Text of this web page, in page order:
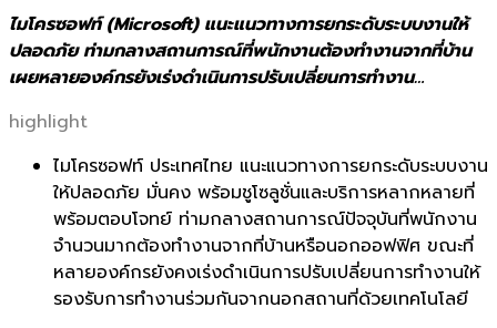
ไมโครซอฟท์ (Microsoft) แนะแนวทางการยกระดับระบบงานให้
ปลอดภัย ท่ามกลางสถานการณ์ที่พนักงานต้องทำงานจากที่บ้าน
เผยหลายองค์กรยังเร่งดำเนินการปรับเปลี่ยนการทำงาน…
highlight
ไมโครซอฟท์ ประเทศไทย แนะแนวทางการยกระดับระบบงาน
ให้ปลอดภัย มั่นคง พร้อมชูโซลูชั่นและบริการหลากหลายที่
พร้อมตอบโจทย์ ท่ามกลางสถานการณ์ปัจจุบันที่พนักงาน
จำนวนมากต้องทำงานจากที่บ้านหรือนอกออฟฟิศ ขณะที่
หลายองค์กรยังคงเร่งดำเนินการปรับเปลี่ยนการทำงานให้
รองรับการทำงานร่วมกันจากนอกสถานที่ด้วยเทคโนโลยี